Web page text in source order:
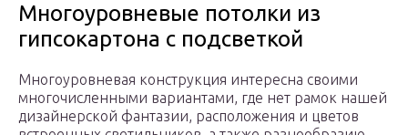
Многоуровневые потолки из
гипсокартона с подсветкой
Многоуровневая конструкция интересна своими
многочисленными вариантами, где нет рамок нашей
дизайнерской фантазии, расположения и цветов